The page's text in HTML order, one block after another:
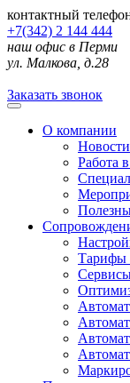
контактный
+7(342) 2 144 444
наш офис в Перми
ул. Малкова, д.28
Заказать звонок
О компании
Новости
Работа
Тарифы